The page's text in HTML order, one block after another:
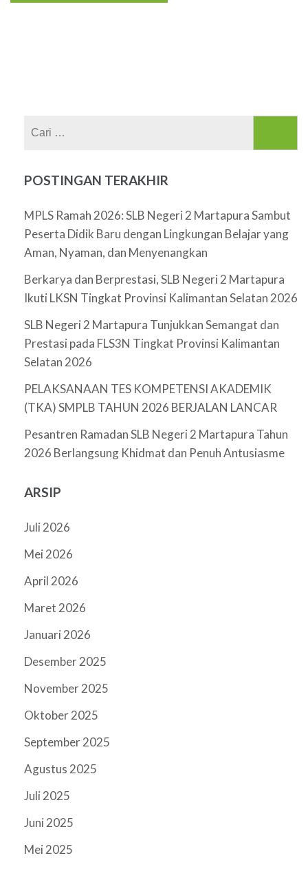
POSTINGAN TERAKHIR
MPLS Ramah 2026: SLB Negeri 2 Martapura Sambut
Peserta Didik Baru dengan Lingkungan Belajar yang
Aman, Nyaman, dan Menyenangkan
Berkarya dan Berprestasi, SLB Negeri 2 Martapura
Ikuti LKSN Tingkat Provinsi Kalimantan Selatan 2026
SLB Negeri 2 Martapura Tunjukkan Semangat dan
Prestasi pada FLS3N Tingkat Provinsi Kalimantan
Selatan 2026
PELAKSANAAN TES KOMPETENSI AKADEMIK
(TKA) SMPLB TAHUN 2026 BERJALAN LANCAR
Pesantren Ramadan SLB Negeri 2 Martapura Tahun
2026 Berlangsung Khidmat dan Penuh Antusiasme
ARSIP
Juli 2026
Mei 2026
April 2026
Maret 2026
Januari 2026
Desember 2025
November 2025
Oktober 2025
September 2025
Agustus 2025
Juli 2025
Juni 2025
Mei 2025